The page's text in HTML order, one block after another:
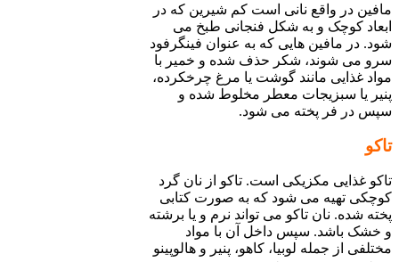
مافین در واقع نانی است کم شیرین که در
ابعاد کوچک و به شکل فنجانی طبخ می
شود. در مافین هایی که به عنوان فینگرفود
سرو می شوند، شکر حذف شده و خمیر با
مواد غذایی مانند گوشت یا مرغ چرخکرده،
پنیر یا سبزیجات معطر مخلوط شده و
سپس در فر پخته می شود.
تاکو
تاکو غذایی مکزیکی است. تاکو از نان گرد
کوچکی تهیه می شود که به صورت کتابی
پخته شده. نان تاکو می تواند نرم و یا برشته
و خشک باشد. سپس داخل آن با مواد
مختلفی از جمله لوبیا، کاهو، پنیر و هالوپینو